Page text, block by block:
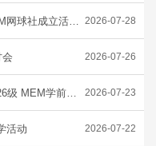
网球赛事圆满落幕 2026-07-28
2026-07-26
前活动顺利举办 2026-07-23
活动 2026-07-22